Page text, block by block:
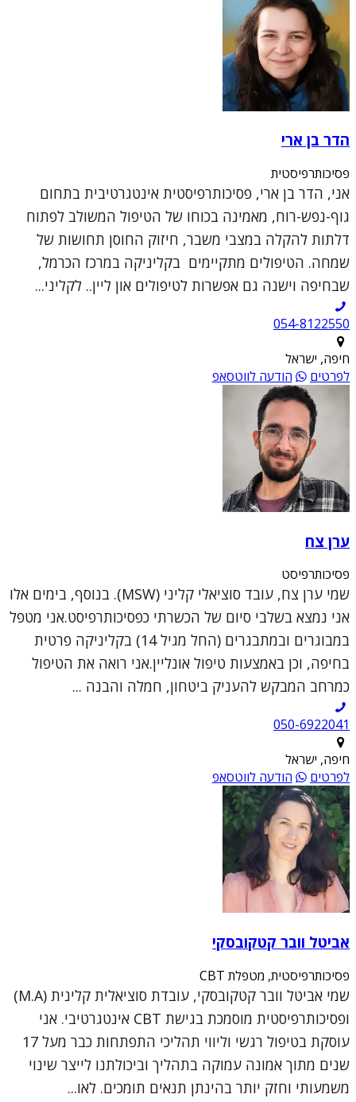
הדר בן ארי
פסיכותרפיסטית
אני, הדר בן ארי, פסיכותרפיסטית אינטגרטיבית בתחום
גוף-נפש-רוח, מאמינה בכוחו של הטיפול המשולב לפתוח
דלתות להקלה במצבי משבר, חיזוק החוסן תחושות של
שמחה. הטיפולים מתקיימים בקליניקה במרכז הכרמל,
שבחיפה וישנה גם אפשרות לטיפולים און ליין.. לקליני...
054-8122550
חיפה, ישראל
לפרטים
הודעה לווטסאפ
ערן צח
פסיכותרפיסט
שמי ערן צח, עובד סוציאלי קליני (MSW). בנוסף, בימים אלו
אני נמצא בשלבי סיום של הכשרתי כפסיכותרפיסט.אני מטפל
במבוגרים ובמתבגרים (החל מגיל 14) בקליניקה פרטית
בחיפה, וכן באמצעות טיפול אונליין.אני רואה את הטיפול
כמרחב המבקש להעניק ביטחון, חמלה והבנה ...
050-6922041
חיפה, ישראל
לפרטים
הודעה לווטסאפ
אביטל וובר קטקובסקי
פסיכותרפיסטית, מטפלת CBT
שמי אביטל וובר קטקובסקי, עובדת סוציאלית קלינית (M.A)
ופסיכותרפיסטית מוסמכת בגישת CBT אינטגרטיבי. אני
עוסקת בטיפול רגשי וליווי תהליכי התפתחות כבר מעל 17
שנים מתוך אמונה עמוקה בתהליך וביכולתנו לייצר שינוי
משמעותי וחזק יותר בהינתן תנאים תומכים. לאו...